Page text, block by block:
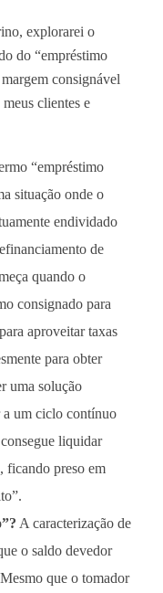
explorarei o
do “empréstimo
consignável
clientes e
“empréstimo
situação onde o
endividado
de
quando o
consignado para
aproveitar taxas
para obter
uma solução
a um ciclo contínuo
liquidar
ficando preso em
A caracterização de
o saldo devedor
que o tomador